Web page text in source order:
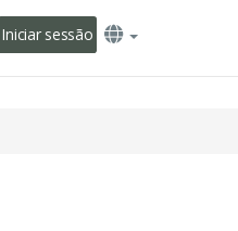
Iniciar sessão